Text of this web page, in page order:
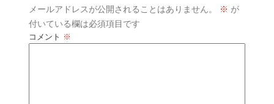
メールアドレスが公開されることはありません。 ※ が
付いている欄は必須項目です
コメント ※